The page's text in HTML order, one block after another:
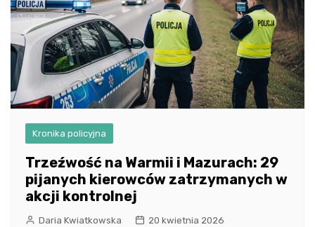
Kronika policyjna
Trzeźwość na Warmii i Mazurach: 29
pijanych kierowców zatrzymanych w
akcji kontrolnej
Daria Kwiatkowska 20 kwietnia 2026